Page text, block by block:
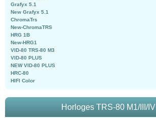
Grafyx 5.1
New Grafyx 5.1
ChromaTrs
New-ChromaTRS
HRG 1B
New-HRG1
VID-80 TRS-80 M3
VID-80 PLUS
NEW VID-80 PLUS
HRC-80
HIFI Color
Horloges TRS-80 M1/III/IV